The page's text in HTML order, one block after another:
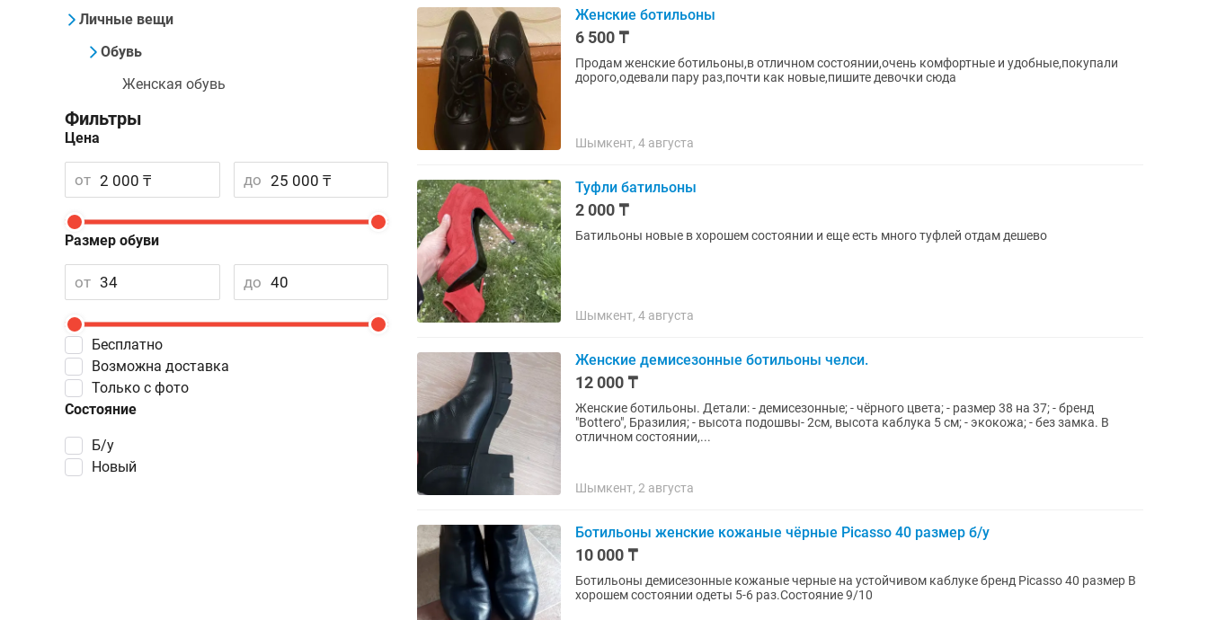
Личные вещи
Обувь
Женская обувь
Фильтры
Цена
от до
Бесплатно
Возможна доставка
Состояние
Б/у
Новый
Размер обуви
от до
Только с фото
Женские ботильоны
6 500 ₸
Продам женские ботильоны,в отличном состоянии,очень комфортные и удобные,покупали
дорого,одевали пару раз,почти как новые,пишите девочки сюда
Шымкент, 4 августа
Туфли батильоны
2 000 ₸
Батильоны новые в хорошем состоянии и еще есть много туфлей отдам дешево
Шымкент, 4 августа
Женские демисезонные ботильоны челси.
12 000 ₸
Женские ботильоны. Детали: - демисезонные; - чёрного цвета; - размер 38 на 37; - бренд
"Bottero", Бразилия; - высота подошвы- 2см, высота каблука 5 см; - экокожа; - без замка. В
отличном состоянии,...
Шымкент, 2 августа
Ботильоны женские кожаные чёрные Picasso 40 размер б/у
10 000 ₸
Ботильоны демисезонные кожаные черные на устойчивом каблуке бренд Picasso 40 размер В
хорошем состоянии одеты 5-6 раз.Состояние 9/10